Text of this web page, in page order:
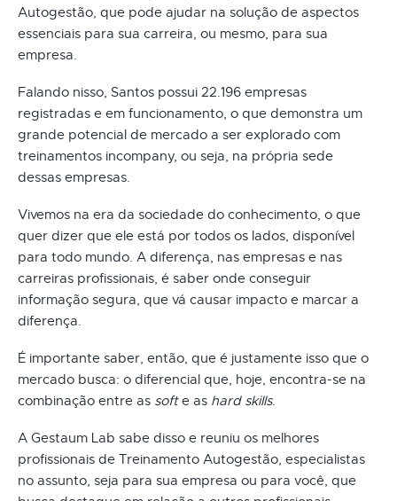
Autogestão, que pode ajudar na solução de aspectos
essenciais para sua carreira, ou mesmo, para sua
empresa.
Falando nisso, Santos possui 22.196 empresas
registradas e em funcionamento, o que demonstra um
grande potencial de mercado a ser explorado com
treinamentos incompany, ou seja, na própria sede
dessas empresas.
Vivemos na era da sociedade do conhecimento, o que
quer dizer que ele está por todos os lados, disponível
para todo mundo. A diferença, nas empresas e nas
carreiras profissionais, é saber onde conseguir
informação segura, que vá causar impacto e marcar a
diferença.
É importante saber, então, que é justamente isso que o
mercado busca: o diferencial que, hoje, encontra-se na
combinação entre as softe as hard skills.
A Gestaum Lab sabe disso e reuniu os melhores
profissionais de Treinamento Autogestão, especialistas
no assunto, seja para sua empresa ou para você, que